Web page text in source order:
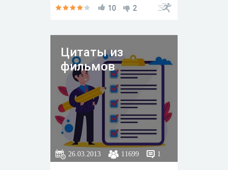
10 2
Цитаты из
фильмов
26.03.2013 11699 1